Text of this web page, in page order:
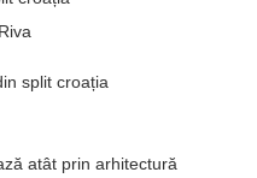
atât prin arhitectură